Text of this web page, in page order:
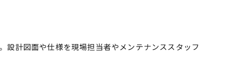
設計図面や仕様を現場担当者やメンテナンススタッフ